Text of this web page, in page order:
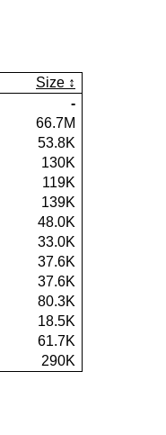
Size
-
66.7M
53.8K
130K
119K
139K
48.0K
33.0K
37.6K
37.6K
80.3K
18.5K
61.7K
290K